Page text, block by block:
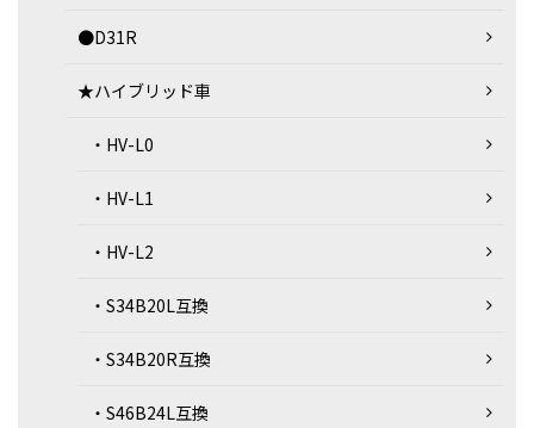
●D31R
★ハイブリッド車
・HV-L0
・HV-L1
・HV-L2
・S34B20L互換
・S34B20R互換
・S46B24L互換